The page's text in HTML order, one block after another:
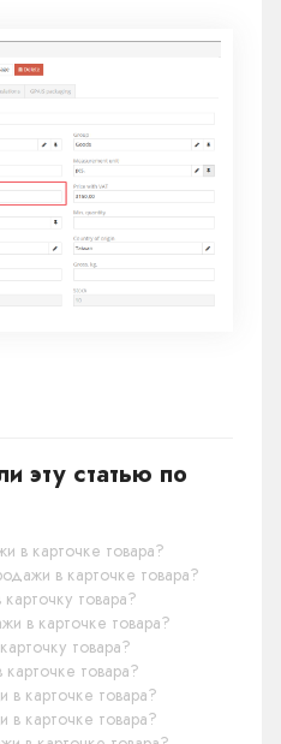
эту статью по
в карточке товара?
в карточке товара?
товара?
в карточке товара?
товара?
товара?
в карточке товара?
в карточке товара?